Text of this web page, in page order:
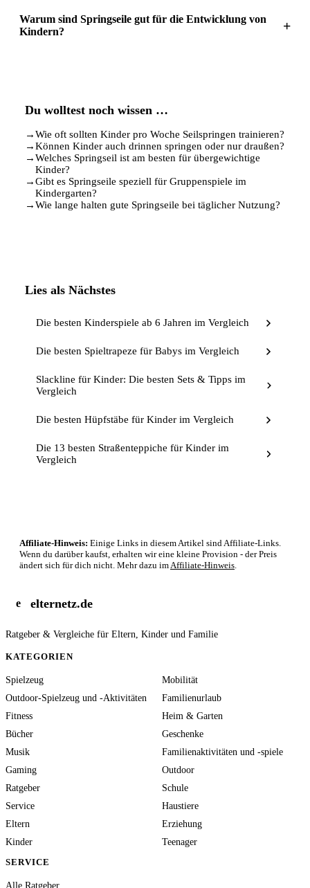
Warum sind Springseile gut für die Entwicklung von
Kindern?
+
Du wolltest noch wissen …
→Wie oft sollten Kinder pro Woche Seilspringen trainieren?
→Können Kinder auch drinnen springen oder nur draußen?
→Welches Springseil ist am besten für übergewichtige
Kinder?
→Gibt es Springseile speziell für Gruppenspiele im
Kindergarten?
→Wie lange halten gute Springseile bei täglicher Nutzung?
Lies als Nächstes
Die besten Kinderspiele ab 6 Jahren im Vergleich
Die besten Spieltrapeze für Babys im Vergleich
Slackline für Kinder: Die besten Sets & Tipps im
Vergleich
Die besten Hüpfstäbe für Kinder im Vergleich
Die 13 besten Straßenteppiche für Kinder im
Vergleich
Affiliate-Hinweis: Einige Links in diesem Artikel sind Affiliate-Links.
Wenn du darüber kaufst, erhalten wir eine kleine Provision - der Preis
ändert sich für dich nicht. Mehr dazu imAffiliate-Hinweis.
e elternetz.de
Ratgeber & Vergleiche für Eltern, Kinder und Familie
KATEGORIEN
Spielzeug
Mobilität
Outdoor-Spielzeug und -Aktivitäten
Familienurlaub
Fitness
Heim & Garten
Bücher
Geschenke
Musik
Familienaktivitäten und -spiele
Gaming
Outdoor
Ratgeber
Schule
Service
Haustiere
Eltern
Erziehung
Kinder
Teenager
SERVICE
Alle Ratgeber